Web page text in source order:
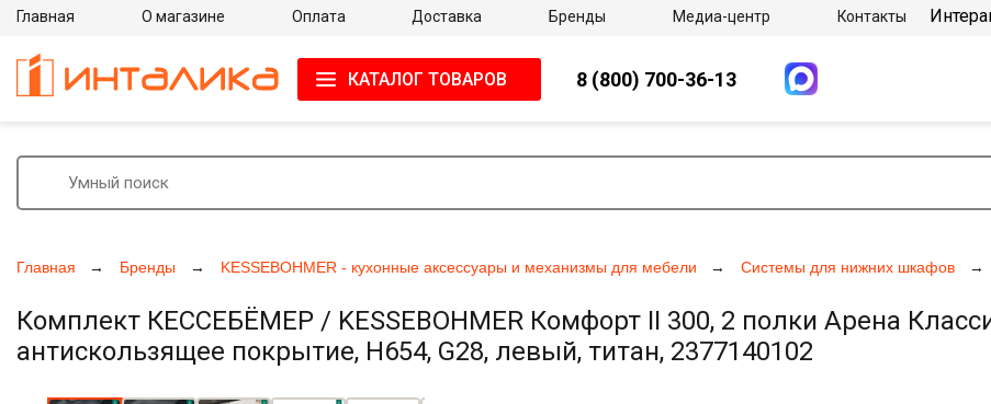
Главная Бренды KESSEBOHMER - кухонные аксессуары и механизмы для мебели Системы для нижних шкафов
Комплект КЕССЕБЁМЕР / KESSEBOHMER Комфорт II 300, 2 полки Арена
антискользящее покрытие, H654, G28, левый, титан, 2377140102
Главная О магазине Оплата Доставка Бренды Медиа-центр Контакты
КАТАЛОГ ТОВАРОВ 8 (800) 700-36-13